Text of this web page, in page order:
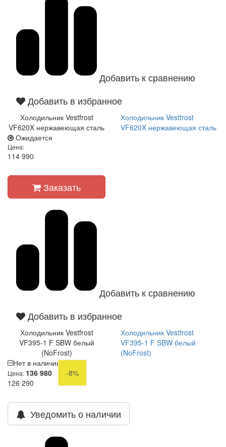
Добавить к сравнению
Добавить в избранное
Холодильник Vestfrost
VF620X нержавеющая сталь
Холодильник Vestfrost
VF620X нержавеющая сталь
Ожидается
Цена:
114 990
Заказать
Добавить к сравнению
Добавить в избранное
Холодильник Vestfrost
VF395-1 F SBW белый
(NoFrost)
Холодильник Vestfrost
VF395-1 F SBW белый
(NoFrost)
Нет в наличии
Цена: 136 980
-8%
126 290
Уведомить о наличии